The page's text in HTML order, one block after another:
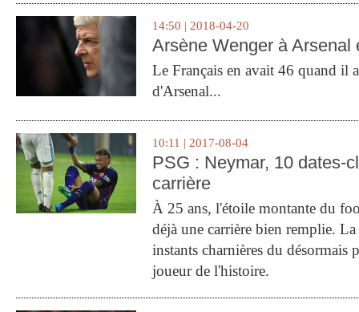
14:50 | 2018-04-20
Arsène Wenger à Arsenal
Le Français en avait 46 quand il
d'Arsenal...
10:11 | 2017-08-04
PSG : Neymar, 10 dates-
carrière
À 25 ans, l'étoile montante du
déjà une carrière bien remplie.
instants charnières du désormais
joueur de l'histoire.